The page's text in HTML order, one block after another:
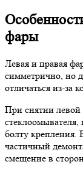
фары
Левая и правая
симметрично, но
отличаться из-за
При снятии левой
болту крепления.
частичный
смещение в